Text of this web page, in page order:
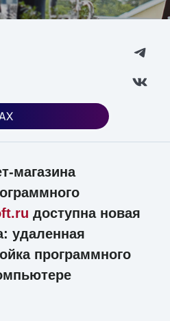
магазина
доступна новая
удаленная
программного